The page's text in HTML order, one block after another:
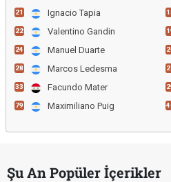
21 Ignacio Tapia
22 Valentino Gandin
24 Manuel Duarte
28 Marcos Ledesma
33 Facundo Mater
79 Maximiliano Puig
Şu An Popüler İçerikler